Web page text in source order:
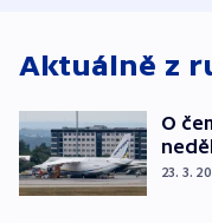
Aktuálně z
O
23. 3.